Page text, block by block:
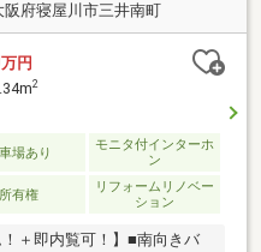
阪府寝屋川市三井南町
万円
2
場あり
モニタ付インターホ
ン
所有権
リフォームリノベー
ション
！＋即内覧可！】■南向きバ